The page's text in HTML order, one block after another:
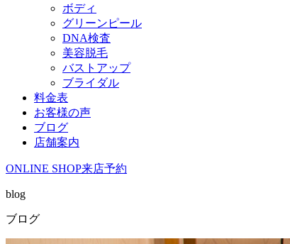
ボディ
グリーンピール
DNA検査
美容脱毛
バストアップ
ブライダル
料金表
お客様の声
ブログ
店舗案内
ONLINE SHOP来店予約
blog
ブログ